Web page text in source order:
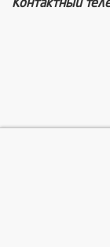
Контактный